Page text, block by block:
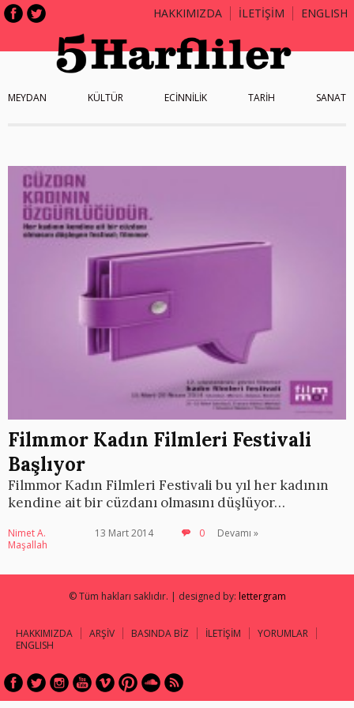
HAKKIMIZDA İLETİŞİM ENGLISH
MEYDAN KÜLTÜR ECİNNİLİK TARİH SANAT
Filmmor Kadın Filmleri Festivali
Başlıyor
Filmmor Kadın Filmleri Festivali bu yıl her kadının
kendine ait bir cüzdanı olmasını düşlüyor…
Nimet A.
Maşallah
13 Mart 2014 0 Devamı »
© Tüm hakları saklıdır. | designed by: lettergram
HAKKIMIZDA ARŞİV BASINDA BİZ İLETİŞİM
YORUMLAR
ENGLISH